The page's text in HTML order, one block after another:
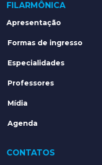
FILARMÔNICA
Apresentação
Formas de ingresso
Especialidades
Professores
Mídia
Agenda
CONTATOS